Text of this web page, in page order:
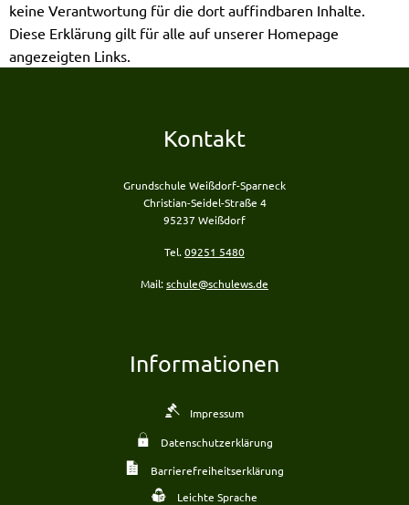
keine Verantwortung für die dort auffindbaren Inhalte.
Diese Erklärung gilt für alle auf unserer Homepage
angezeigten Links.
Kontakt
Grundschule Weißdorf-Sparneck
Christian-Seidel-Straße 4
95237 Weißdorf
Tel.09251 5480
Mail:schule@schulews.de
Informationen
Impressum
Datenschutzerklärung
Barrierefreiheitserklärung
Leichte Sprache